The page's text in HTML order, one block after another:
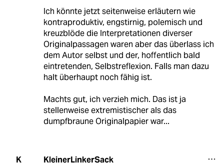
Ich könnte jetzt seitenweise erläutern wie
kontraproduktiv, engstirnig, polemisch und
kreuzblöde die Interpretationen diverser
Originalpassagen waren aber das überlass ich
dem Autor selbst und der, hoffentlich bald
eintretenden, Selbstreflexion. Falls man dazu
halt überhaupt noch fähig ist.
Machts gut, ich verzieh mich. Das ist ja
stellenweise extremistischer als das
dumpfbraune Originalpapier war...
K KleinerLinkerSack